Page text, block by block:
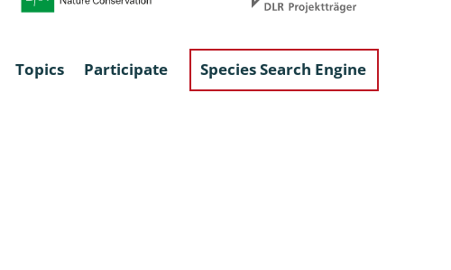
Topics Participate Species Search Engine